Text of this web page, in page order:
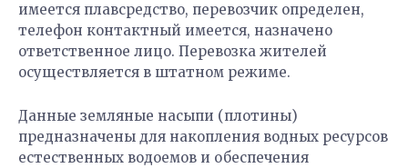
имеется плавсредство, перевозчик определен,
телефон контактный имеется, назначено
ответственное лицо. Перевозка жителей
осуществляется в штатном режиме.
Данные земляные насыпи (плотины)
предназначены для накопления водных ресурсов
естественных водоемов и обеспечения